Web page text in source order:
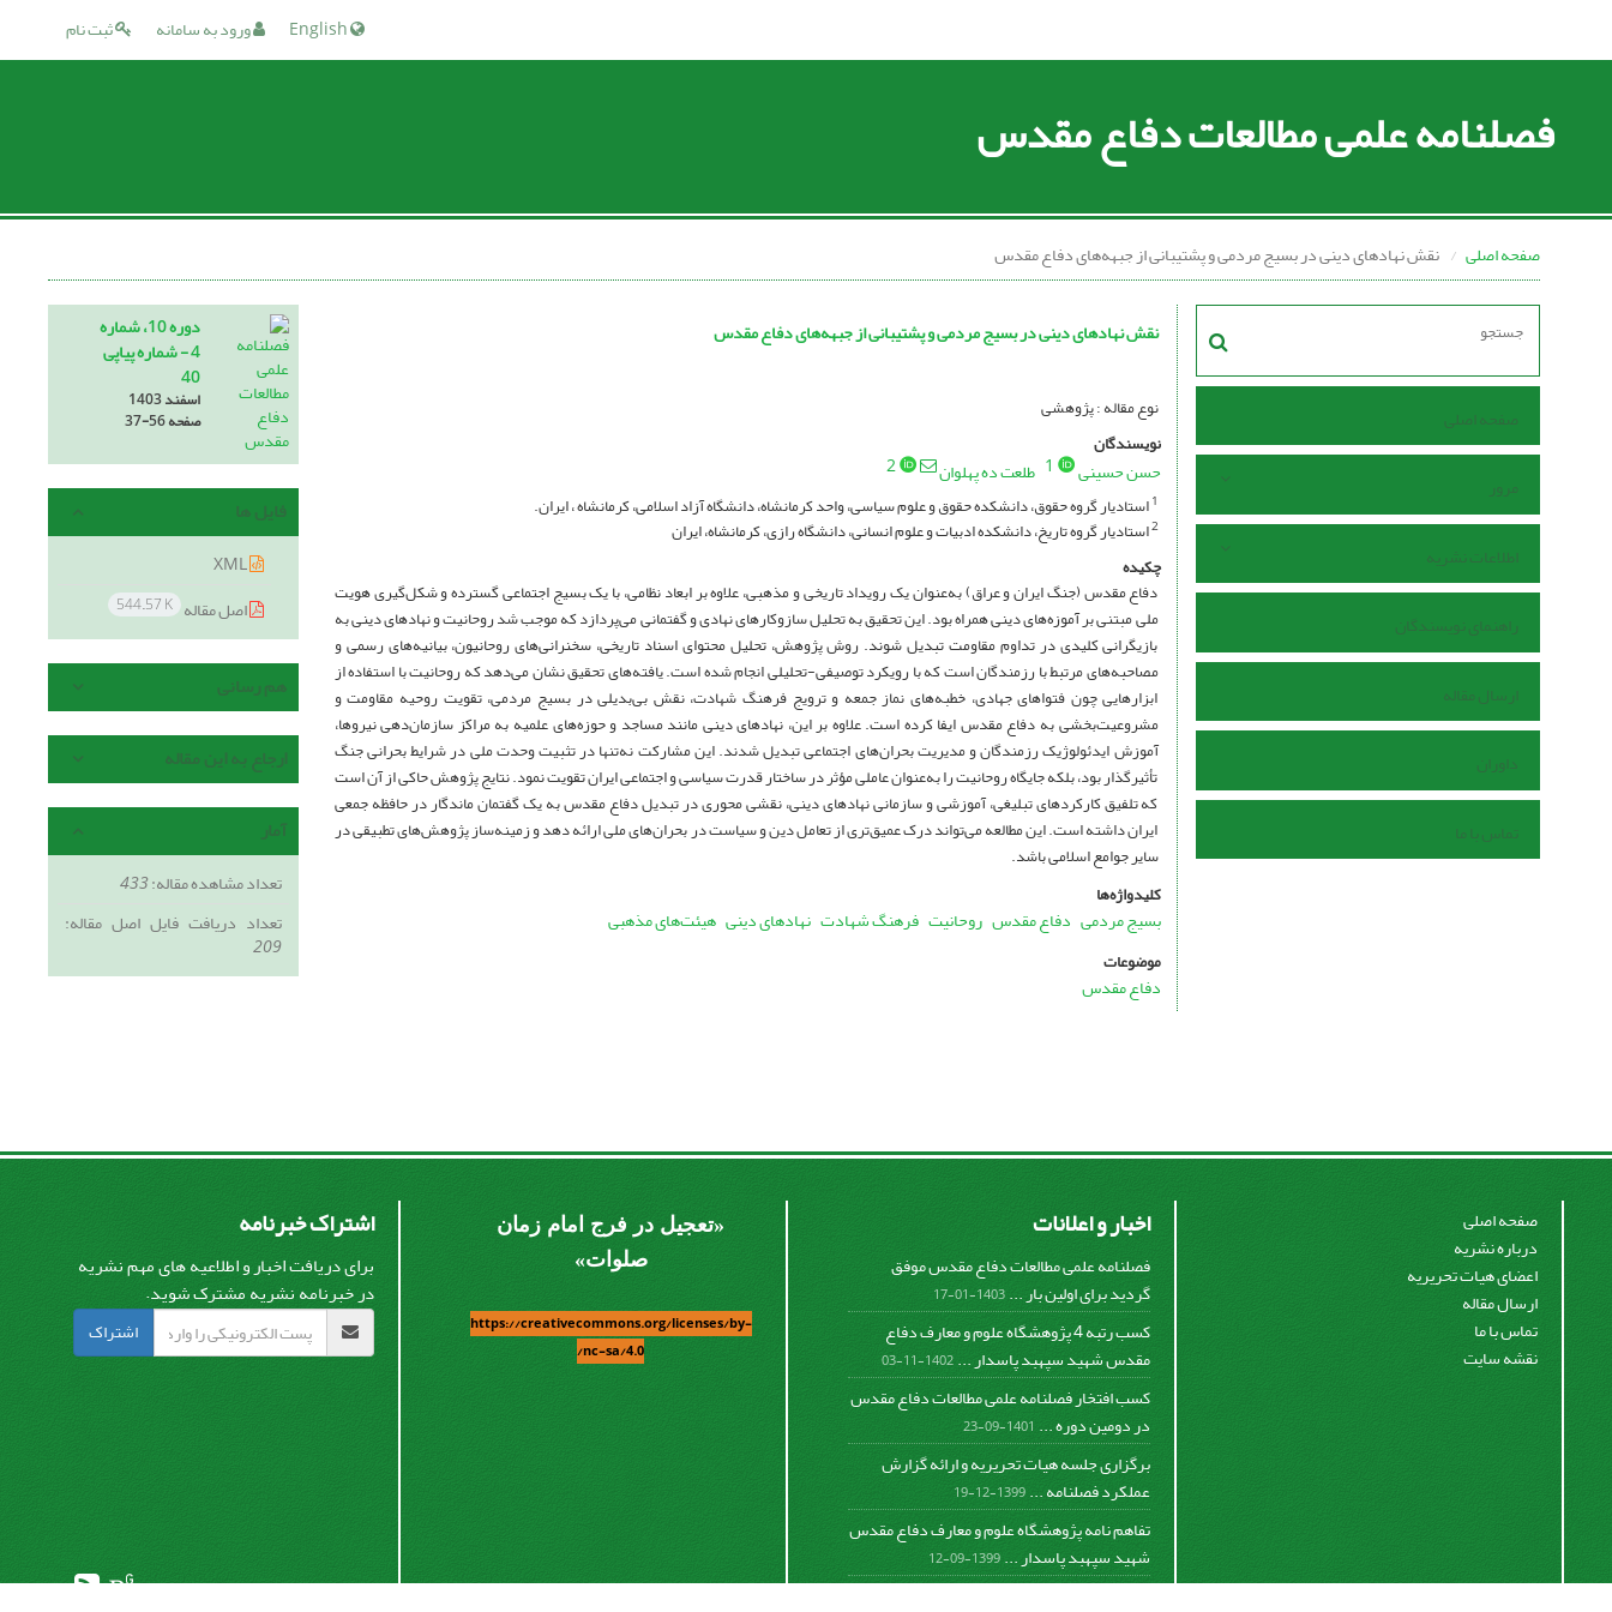
ثبت نام ورود به سامانه
فصلنامه علمی مطالعات دفاع مقدس
صفحه اصلی نقش نهادهای دینی در بسیج مردمی و پشتیبانی از جبهه‌های دفاع مقدس
صفحه اصلی
مرور
اطلاعات نشریه
راهنمای نویسندگان
ارسال مقاله
داوران
تماس با ما
نقش نهادهای دینی در بسیج مردمی و پشتیبانی از جبهه‌های دفاع مقدس
نوع مقاله : پژوهشی
نویسندگان
حسن حسینی 1 طلعت ده پهلوان 2
1استادیار گروه حقوق، دانشکده حقوق و علوم سیاسی، واحد کرمانشاه، دانشگاه آزاد اسلامی، کرمانشاه ، ایران.
2استادیار گروه تاریخ، دانشکده ادبیات و علوم انسانی، دانشگاه رازی، کرمانشاه، ایران
چکیده
دفاع مقدس (جنگ ایران و عراق) به‌عنوان یک رویداد تاریخی و مذهبی، علاوه بر ابعاد نظامی، با یک بسیج اجتماعی گسترده و شکل‌گیری هویت
ملی مبتنی بر آموزه‌های دینی همراه بود. این تحقیق به تحلیل سازوکارهای نهادی و گفتمانی می‌پردازد که موجب شد روحانیت و نهادهای دینی به
بازیگرانی کلیدی در تداوم مقاومت تبدیل شوند. روش پژوهش، تحلیل محتوای اسناد تاریخی، سخنرانی‌های روحانیون، بیانیه‌های رسمی و
مصاحبه‌های مرتبط با رزمندگان است که با رویکرد توصیفی-تحلیلی انجام شده است. یافته‌های تحقیق نشان می‌دهد که روحانیت با استفاده از
ابزارهایی چون فتواهای جهادی، خطبه‌های نماز جمعه و ترویج فرهنگ شهادت، نقش بی‌بدیلی در بسیج مردمی، تقویت روحیه مقاومت و
مشروعیت‌بخشی به دفاع مقدس ایفا کرده است. علاوه بر این، نهادهای دینی مانند مساجد و حوزه‌های علمیه به مراکز سازمان‌دهی نیروها،
آموزش ایدئولوژیک رزمندگان و مدیریت بحران‌های اجتماعی تبدیل شدند. این مشارکت نه‌تنها در تثبیت وحدت ملی در شرایط بحرانی جنگ
تأثیرگذار بود، بلکه جایگاه روحانیت را به‌عنوان عاملی مؤثر در ساختار قدرت سیاسی و اجتماعی ایران تقویت نمود. نتایج پژوهش حاکی از آن است
که تلفیق کارکردهای تبلیغی، آموزشی و سازمانی نهادهای دینی، نقشی محوری در تبدیل دفاع مقدس به یک گفتمان ماندگار در حافظه جمعی
ایران داشته است. این مطالعه می‌تواند درک عمیق‌تری از تعامل دین و سیاست در بحران‌های ملی ارائه دهد و زمینه‌ساز پژوهش‌های تطبیقی در
سایر جوامع اسلامی باشد.
کلیدواژه‌ها
بسیج مردمی دفاع مقدس روحانیت فرهنگ شهادت نهادهای دینی هیئت‌های مذهبی
موضوعات
دفاع مقدس
دوره 10، شماره
4 - شماره پیاپی
40
اسفند 1403
صفحه37-56
فایل ها
XML
اصل مقاله 544.57 K
هم رسانی
ارجاع به این مقاله
آمار
تعداد مشاهده مقاله:433
تعداد دریافت فایل اصل مقاله:
209
صفحه اصلی
درباره نشریه
اعضای هیات تحریریه
ارسال مقاله
تماس با ما
نقشه سایت
اخبار و اعلانات
فصلنامه علمی مطالعات دفاع مقدس موفق
گردید برای اولین بار ... 1403-01-17
کسب رتبه 4 پژوهشگاه علوم و معارف دفاع
مقدس شهید سپهبد پاسدار ... 1402-11-03
کسب افتخار فصلنامه علمی مطالعات دفاع مقدس
در دومین دوره ... 1401-09-23
برگزاری جلسه هیات تحریریه و ارائه گزارش
عملکرد فصلنامه ... 1399-12-19
تفاهم نامه پژوهشگاه علوم و معارف دفاع مقدس
شهید سپهبد پاسدار ... 1399-09-12
«تعجیل در فرج امام زمان
صلوات»
https://creativecommons.org/licenses/by-
nc-sa/4.0/
اشتراک خبرنامه
برای دریافت اخبار و اطلاعیه های مهم نشریه
در خبرنامه نشریه مشترک شوید.
اشتراک